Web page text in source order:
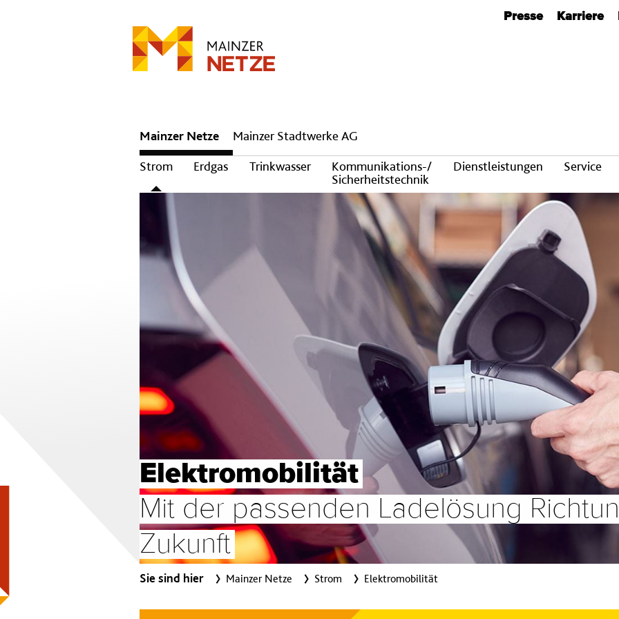
Presse Karriere
Hauptnavigation
Mainzer Netze
Strom
Erdgas Trinkwasser
Kommunikations-/
Sicherheitstechnik
Dienstleistungen Service
Mainzer Stadtwerke AG
Elektromobilität
Mit der passenden Ladelösung
Zukunft
Sie sind hier Mainzer Netze Strom Elektromobilität